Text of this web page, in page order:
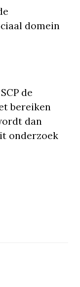
domein
de
bereiken
dan
onderzoek